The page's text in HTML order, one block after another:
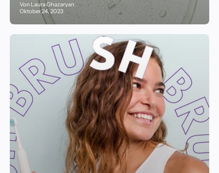
Von Laura Ghazaryan
Oktober 24, 2023